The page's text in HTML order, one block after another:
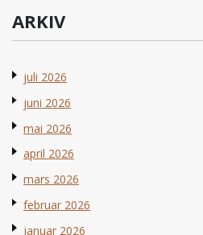
ARKIV
juli 2026
juni 2026
mai 2026
april 2026
mars 2026
februar 2026
januar 2026